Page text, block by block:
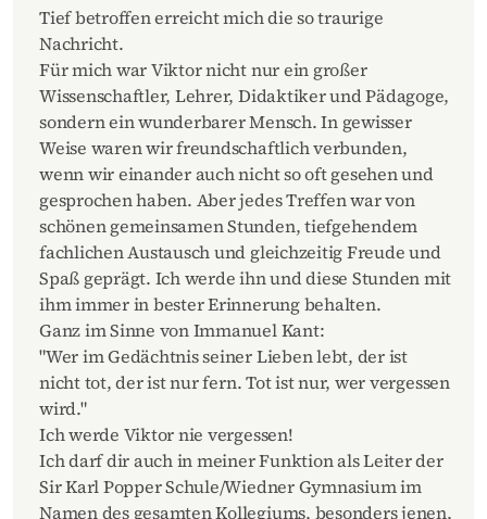
Tief betroffen erreicht mich die so traurige
Nachricht.
Für mich war Viktor nicht nur ein großer
Wissenschaftler, Lehrer, Didaktiker und Pädagoge,
sondern ein wunderbarer Mensch. In gewisser
Weise waren wir freundschaftlich verbunden,
wenn wir einander auch nicht so oft gesehen und
gesprochen haben. Aber jedes Treffen war von
schönen gemeinsamen Stunden, tiefgehendem
fachlichen Austausch und gleichzeitig Freude und
Spaß geprägt. Ich werde ihn und diese Stunden mit
ihm immer in bester Erinnerung behalten.
Ganz im Sinne von Immanuel Kant:
"Wer im Gedächtnis seiner Lieben lebt, der ist
nicht tot, der ist nur fern. Tot ist nur, wer vergessen
wird."
Ich werde Viktor nie vergessen!
Ich darf dir auch in meiner Funktion als Leiter der
Sir Karl Popper Schule/Wiedner Gymnasium im
Namen des gesamten Kollegiums, besonders jenen,